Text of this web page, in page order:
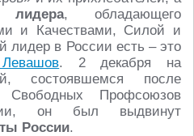
лидера, обладающего
и Качествами, Силой и
лидер в России есть – это
. 2 декабря на
состоявшемся после
Свободных Профсоюзов
он был выдвинут
России.